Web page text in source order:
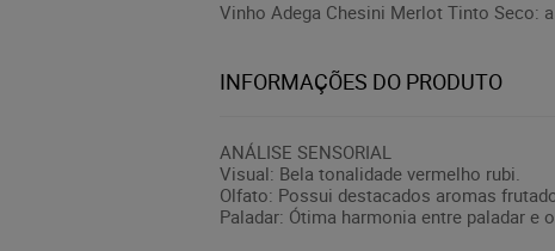
Vinho Adega Chesini Merlot Tinto Seco:
INFORMAÇÕES DO PRODUTO
ANÁLISE SENSORIAL
Visual: Bela tonalidade vermelho rubi.
Olfato: Possui destacados aromas
Paladar: Ótima harmonia entre paladar